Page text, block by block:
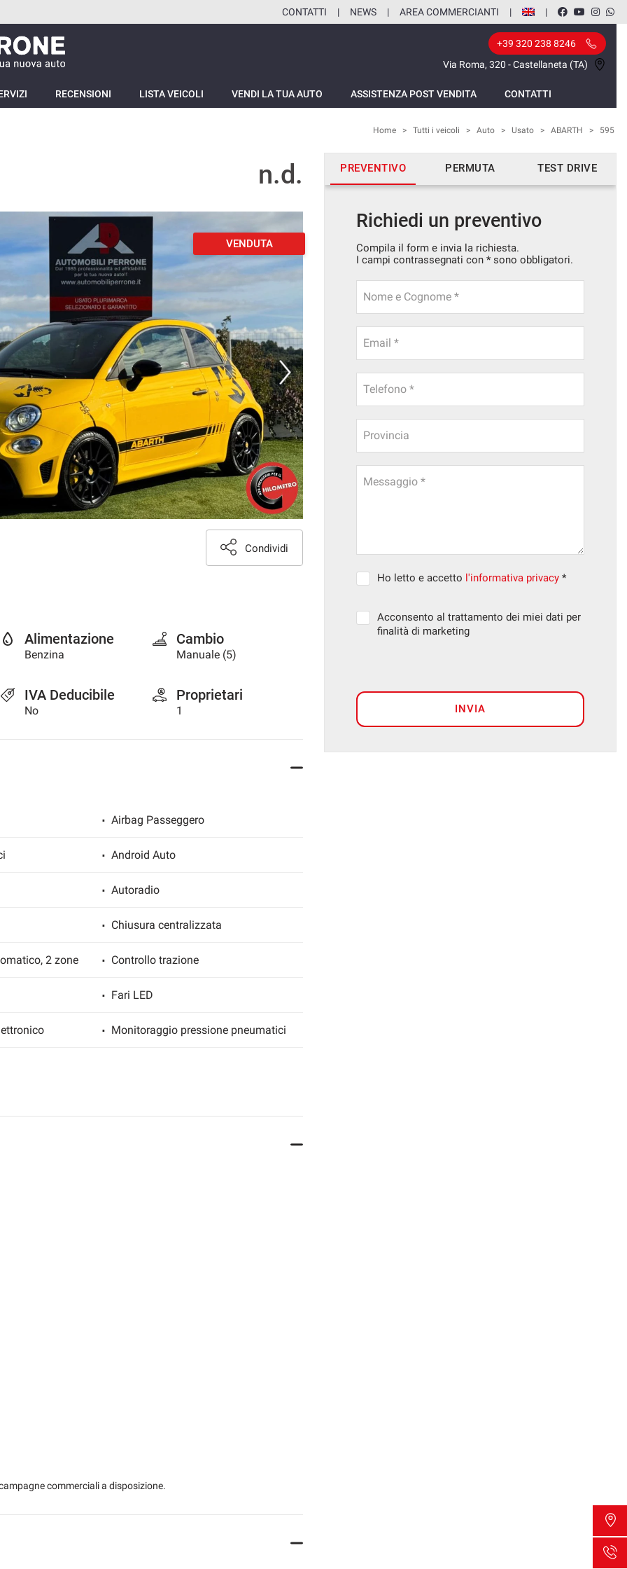
CONTATTI NEWS AREA COMMERCIANTI
+39 320 238 8246
Via Roma, 320 - Castellaneta (TA)
RECENSIONI LISTA VEICOLI VENDI LA TUA AUTO ASSISTENZA POST VENDITA CONTATTI
Home > Tutti i veicoli > Auto > Usato > ABARTH > 595
n.d.
VENDUTA
Condividi
Alimentazione
Benzina
Cambio
Manuale (5)
IVA Deducibile
No
Proprietari
1
Airbag Passeggero
Android Auto
Autoradio
Chiusura centralizzata
2 zone Controllo trazione
Fari LED
Monitoraggio pressione pneumatici
commerciali a disposizione.
PREVENTIVO PERMUTA TEST DRIVE
Richiedi un preventivo
Compila il form e invia la richiesta.
I campi contrassegnati con * sono obbligatori.
Nome e Cognome *
Email *
Telefono *
Provincia
Messaggio *
Ho letto e accetto l'informativa privacy *
Acconsento al trattamento dei miei dati per
finalità di marketing
INVIA